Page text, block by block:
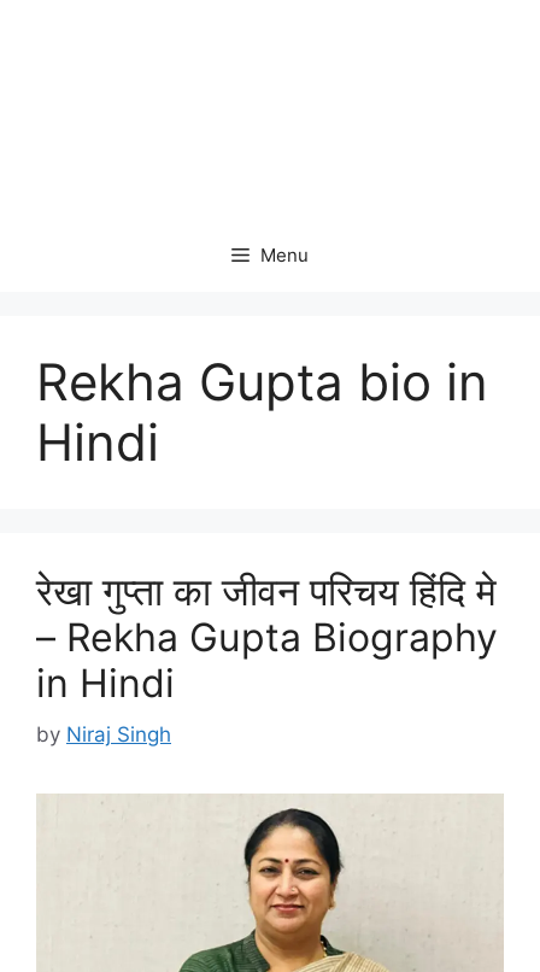
Menu
Rekha Gupta bio in
Hindi
रेखा गुप्ता का जीवन परिचय हिंदि मे
– Rekha Gupta Biography
in Hindi
by Niraj Singh